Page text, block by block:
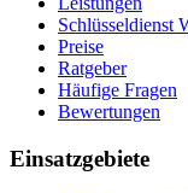
Schlüsseldienst
Preise
Ratgeber
Häufige Fragen
Bewertungen
Einsatzgebiete